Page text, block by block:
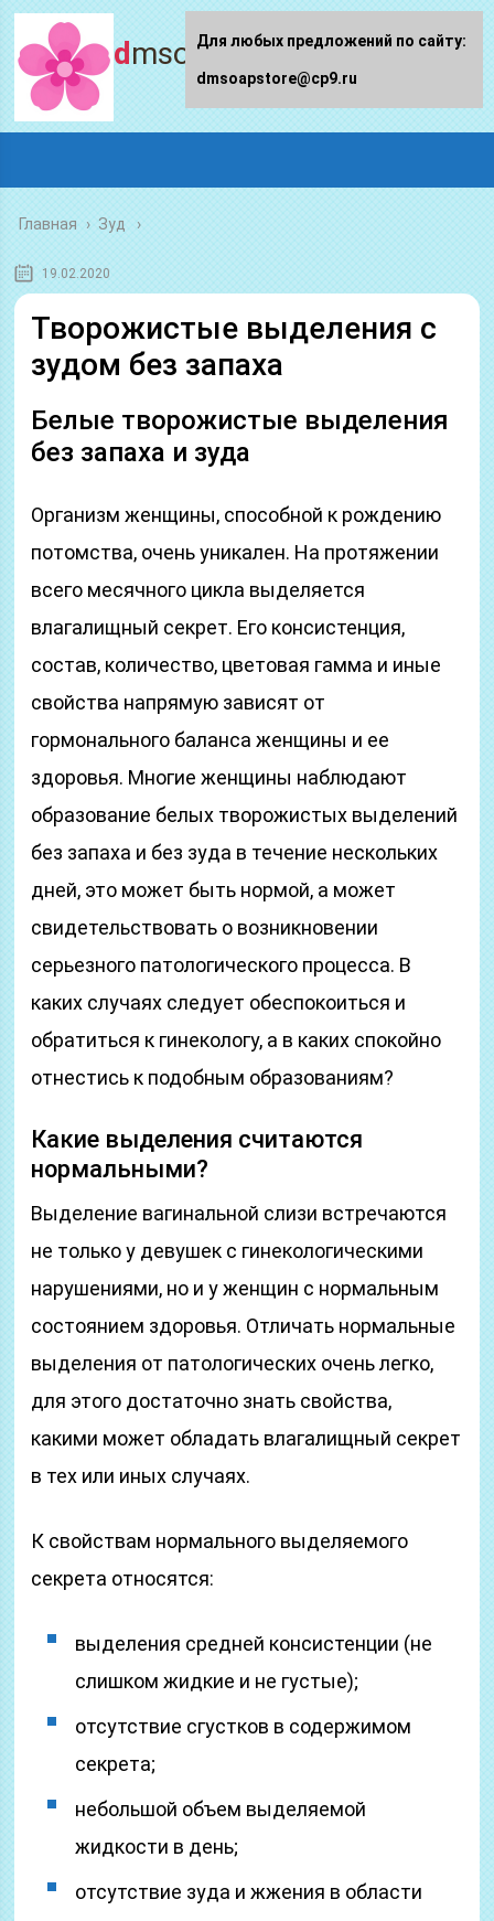
dmsoapstore.ru
Главная › Зуд
19.02.2020
Творожистые выделения с
зудом без запаха
Белые творожистые выделения
без запаха и зуда
Организм женщины, способной к рождению
потомства, очень уникален. На протяжении
всего месячного цикла выделяется
влагалищный секрет. Его консистенция,
состав, количество, цветовая гамма и иные
свойства напрямую зависят от
гормонального баланса женщины и ее
здоровья. Многие женщины наблюдают
образование белых творожистых выделений
без запаха и без зуда в течение нескольких
дней, это может быть нормой, а может
свидетельствовать о возникновении
серьезного патологического процесса. В
каких случаях следует обеспокоиться и
обратиться к гинекологу, а в каких спокойно
отнестись к подобным образованиям?
Какие выделения считаются
нормальными?
Выделение вагинальной слизи встречаются
не только у девушек с гинекологическими
нарушениями, но и у женщин с нормальным
состоянием здоровья. Отличать нормальные
выделения от патологических очень легко,
для этого достаточно знать свойства,
какими может обладать влагалищный секрет
в тех или иных случаях.
К свойствам нормального выделяемого
секрета относятся:
выделения средней консистенции (не
слишком жидкие и не густые);
отсутствие сгустков в содержимом
секрета;
небольшой объем выделяемой
жидкости в день;
отсутствие зуда и жжения в области
Для любых предложений по сайту:
dmsoapstore@cp9.ru